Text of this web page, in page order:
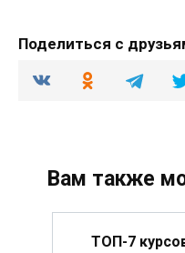
Поделиться с
Вам также
ТОП-7